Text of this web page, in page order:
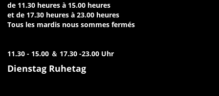
de 11.30 heures à 15.00 heures
et de 17.30 heures à 23.00 heures
Tous les mardis nous sommes fermés
11.30 - 15.00 ＆ 17.30 -23.00 Uhr
Dienstag Ruhetag